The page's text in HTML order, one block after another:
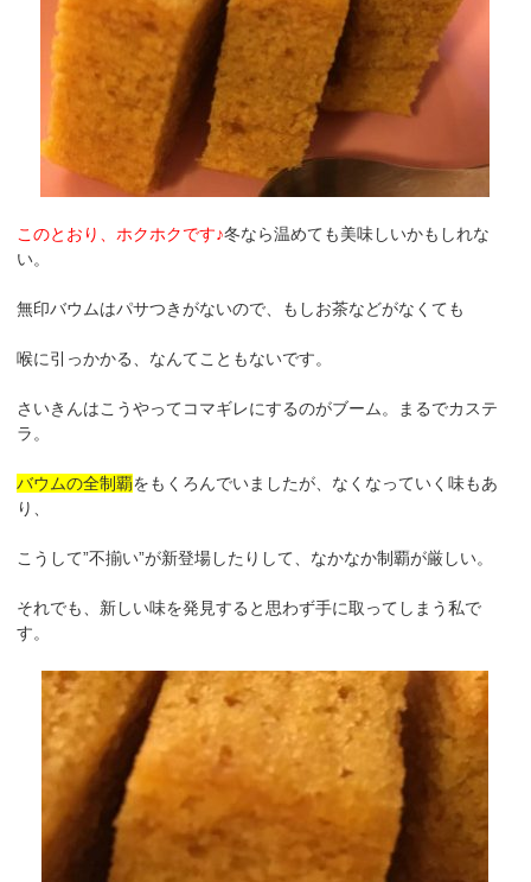
このとおり、ホクホクです♪冬なら温めても美味しいかもしれな
い。
無印バウムはパサつきがないので、もしお茶などがなくても
喉に引っかかる、なんてこともないです。
さいきんはこうやってコマギレにするのがブーム。まるでカステ
ラ。
バウムの全制覇をもくろんでいましたが、なくなっていく味もあ
り、
こうして”不揃い”が新登場したりして、なかなか制覇が厳しい。
それでも、新しい味を発見すると思わず手に取ってしまう私で
す。